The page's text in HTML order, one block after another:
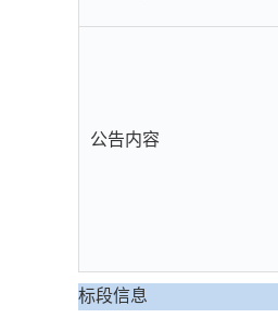
公告内容
标段信息